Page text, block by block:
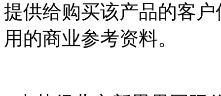
提供给购买该产品的客
用的商业参考资料。